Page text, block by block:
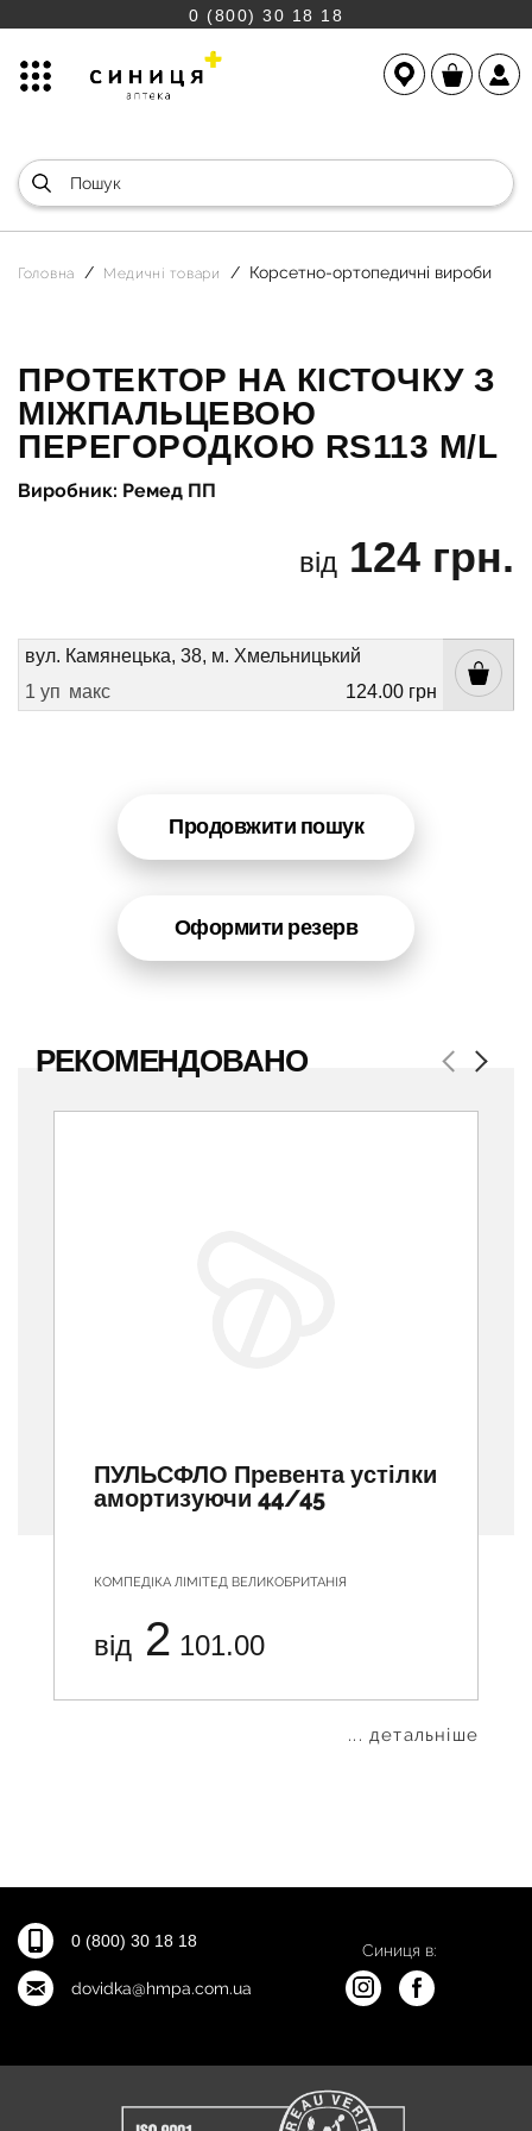
0 (800) 30 18 18
Головна Медичні товари Корсетно-ортопедичні вироби
ПРОТЕКТОР НА КІСТОЧКУ З
МІЖПАЛЬЦЕВОЮ
ПЕРЕГОРОДКОЮ RS113 М/L
Виробник: Ремед ПП
від 124 грн.
вул. Камянецька, 38, м. Хмельницький
1 уп макс 124.00 грн
Продовжити пошук
Оформити резерв
РЕКОМЕНДОВАНО Previous
ПУЛЬСФЛО Превента устілки
амортизуючи 44/45
КОМПЕДІКА ЛІМІТЕД ВЕЛИКОБРИТАНІЯ
від 2 101.00
... детальніше
Next
0 (800) 30 18 18
dovidka@hmpa.com.ua
Синиця в: